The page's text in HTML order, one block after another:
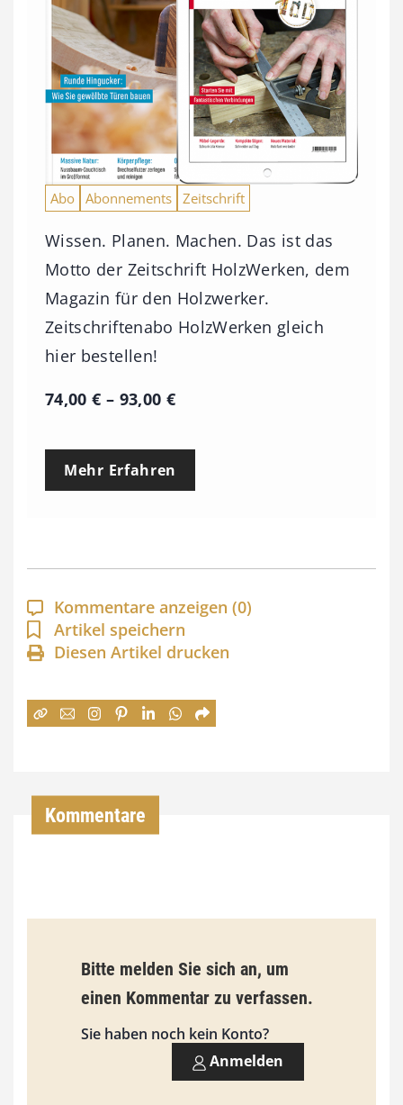
Abo Abonnements Zeitschrift
Wissen. Planen. Machen. Das ist das
Motto der Zeitschrift HolzWerken, dem
Magazin für den Holzwerker.
Zeitschriftenabo HolzWerken gleich
hier bestellen!
74,00€ – 93,00 €P
e
p
a
n
n
:
€
i
s
9
Mehr Erfahren
Kommentare anzeigen (0)
Artikel speichern
Diesen Artikel drucken
Kommentare
Bitte melden Sie sich an, um
einen Kommentar zu verfassen.
Sie haben noch kein Konto?
Anmelden